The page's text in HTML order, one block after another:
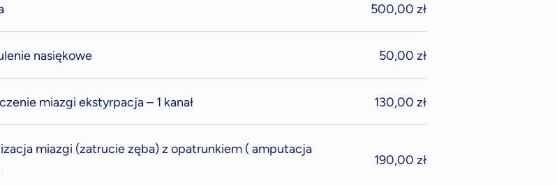
500,00 zł
nasiękowe 50,00 zł
miazgi ekstyrpacja – 1 kanał 130,00 zł
miazgi (zatrucie zęba) z opatrunkiem ( amputacja
190,00 zł